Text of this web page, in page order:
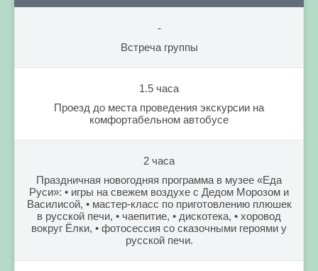
-
Встреча группы
1.5 часа
Проезд до места проведения экскурсии на
комфортабельном автобусе
2 часа
Праздничная новогодняя программа в музее «Еда
Руси»: • игры на свежем воздухе с Дедом Морозом и
Василисой, • мастер-класс по приготовлению плюшек
в русской печи, • чаепитие, • дискотека, • хоровод
вокруг Ёлки, • фотосессия со сказочными героями у
русской печи.